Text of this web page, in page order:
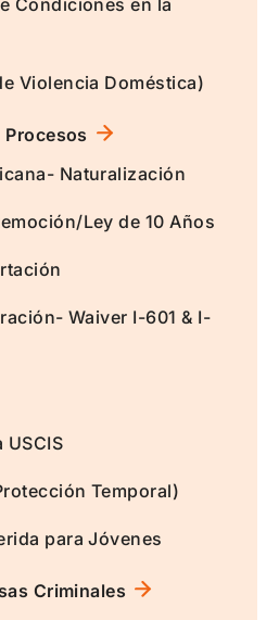
Condiciones en la
Violencia Doméstica)
Naturalización
Ley de 10 Años
Waiver I-601 & I-
USCIS
Temporal)
para Jóvenes
Criminales